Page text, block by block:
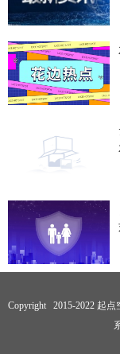
Copyright 2015-2022 起